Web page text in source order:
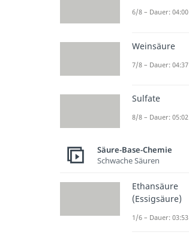
6/8 – Dauer: 04:00
Weinsäure
7/8 – Dauer: 04:37
Sulfate
8/8 – Dauer: 05:02
Säure-Base-Chemie
Schwache Säuren
Ethansäure
(Essigsäure)
1/6 – Dauer: 03:53